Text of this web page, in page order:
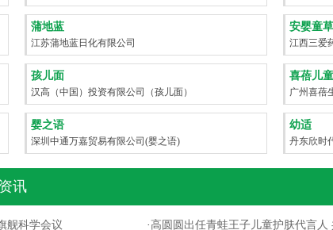
护）
蒲地蓝
江苏蒲地蓝日化有限公司
安婴童草
江西三爱
孩儿面
汉高（中国）投资有限公司（孩儿面）
喜蓓儿
广州喜蓓
婴之语
深圳中通万嘉贸易有限公司(婴之语)
幼适
丹东欣时
讯
舰科学会议 · 高圆圆出任青蛙王子儿童护肤代言